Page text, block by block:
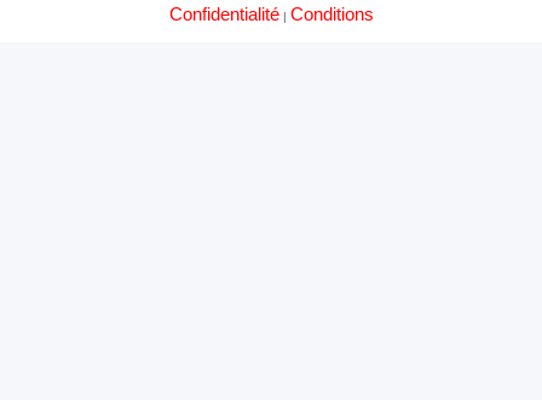
Confidentialité| Conditions